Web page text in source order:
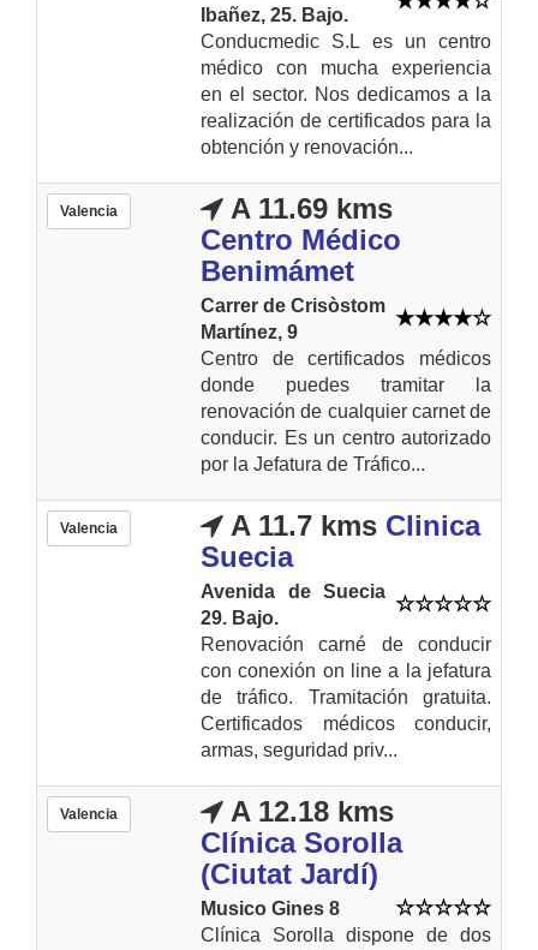
Ibañez, 25. Bajo.
Conducmedic S.L es un centro
médico con mucha experiencia
en el sector. Nos dedicamos a la
realización de certificados para la
obtención y renovación...
Valencia
A 11.69 kms
Centro Médico
Benimámet
Carrer de Crisòstom
Martínez, 9
Centro de certificados médicos
donde puedes tramitar la
renovación de cualquier carnet de
conducir. Es un centro autorizado
por la Jefatura de Tráfico...
Valencia A 11.7 kms Clinica
Suecia
Avenida de Suecia
29. Bajo.
Renovación carné de conducir
con conexión on line a la jefatura
de tráfico. Tramitación gratuita.
Certificados médicos conducir,
armas, seguridad priv...
Valencia
A 12.18 kms
Clínica Sorolla
(Ciutat Jardí)
Musico Gines 8
Clínica Sorolla dispone de dos